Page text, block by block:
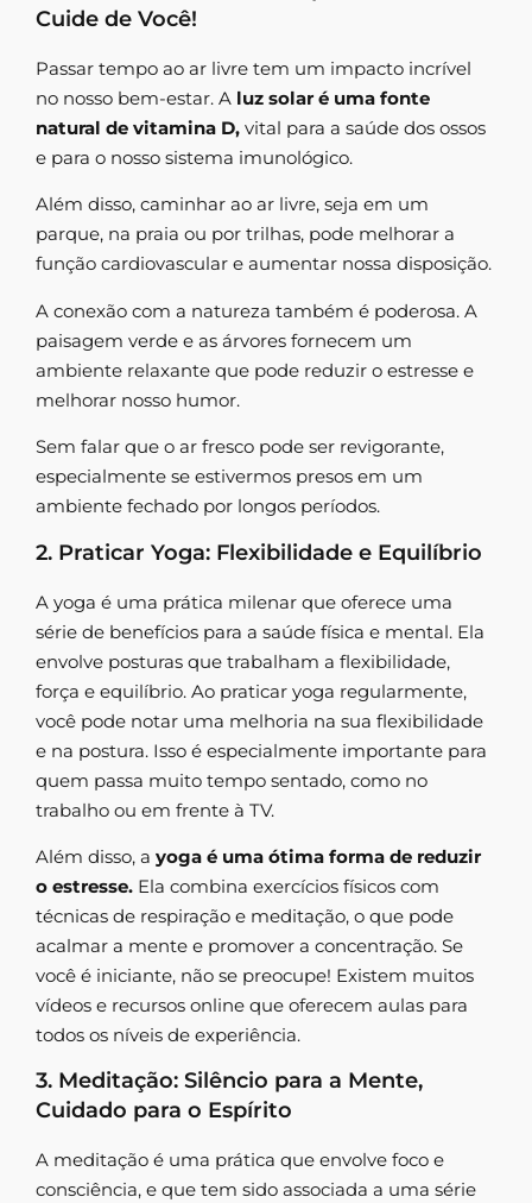
Cuide de Você!
Passar tempo ao ar livre tem um impacto incrível
no nosso bem-estar. A luz solar é uma fonte
natural de vitamina D, vital para a saúde dos ossos
e para o nosso sistema imunológico.
Além disso, caminhar ao ar livre, seja em um
parque, na praia ou por trilhas, pode melhorar a
função cardiovascular e aumentar nossa disposição.
A conexão com a natureza também é poderosa. A
paisagem verde e as árvores fornecem um
ambiente relaxante que pode reduzir o estresse e
melhorar nosso humor.
Sem falar que o ar fresco pode ser revigorante,
especialmente se estivermos presos em um
ambiente fechado por longos períodos.
2. Praticar Yoga: Flexibilidade e Equilíbrio
A yoga é uma prática milenar que oferece uma
série de benefícios para a saúde física e mental. Ela
envolve posturas que trabalham a flexibilidade,
força e equilíbrio. Ao praticar yoga regularmente,
você pode notar uma melhoria na sua flexibilidade
e na postura. Isso é especialmente importante para
quem passa muito tempo sentado, como no
trabalho ou em frente à TV.
Além disso, a yoga é uma ótima forma de reduzir
o estresse. Ela combina exercícios físicos com
técnicas de respiração e meditação, o que pode
acalmar a mente e promover a concentração. Se
você é iniciante, não se preocupe! Existem muitos
vídeos e recursos online que oferecem aulas para
todos os níveis de experiência.
3. Meditação: Silêncio para a Mente,
Cuidado para o Espírito
A meditação é uma prática que envolve foco e
consciência, e que tem sido associada a uma série